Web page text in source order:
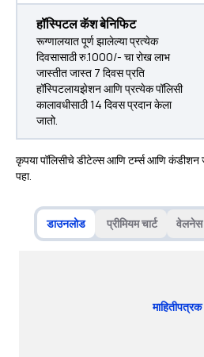
हॉस्पिटल कॅश बेनिफिट
रूग्णालयात पूर्ण झालेल्या प्रत्येक
दिवसासाठी रु.1000/- चा रोख लाभ
जास्तीत जास्त 7 दिवस प्रति
हॉस्पिटलायझेशन आणि प्रत्येक पॉलिसी
कालावधीसाठी 14 दिवस प्रदान केला
जातो.
कृपया पॉलिसीचे डीटेल्स आणि टर्म्स आणि कंडीशन
पहा.
डाउनलोड प्रीमियम चार्ट वेलनेस
माहितीपत्रक